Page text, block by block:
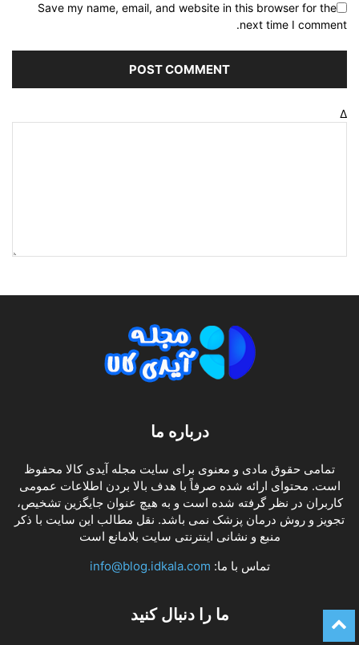
Save my name, email, and website in this browser for the
next time I comment.
Δ
درباره ما
تمامی حقوق مادی و معنوی برای سایت مجله آیدی کالا محفوظ
است. محتوای ارائه شده صرفاً با هدف بالا بردن اطلاعات عمومی
کاربران در نظر گرفته شده است و به هیچ عنوان جایگزین تشخیص،
تجویز و روش درمان پزشک نمی باشد. نقل مطالب این سایت با ذکر
منبع و نشانی اینترنتی سایت بلامانع است
تماس با ما: info@blog.idkala.com
ما را دنبال کنید